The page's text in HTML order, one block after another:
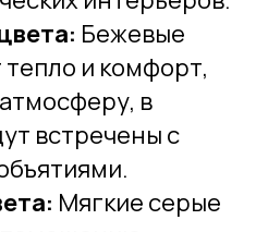
Бежевые
и комфорт,
в
встречены с
Мягкие серые